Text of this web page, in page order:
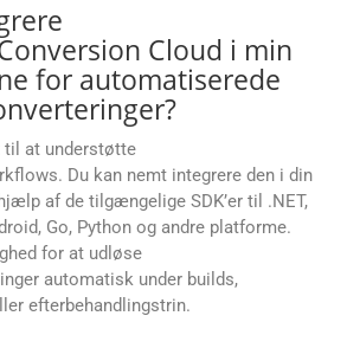
Cloud i min
for automatiserede
til at understøtte
Du kan nemt integrere den i din
af de tilgængelige SDK’er til .NET,
Go, Python og andre platforme.
for at udløse
automatisk under builds,
efterbehandlingstrin.